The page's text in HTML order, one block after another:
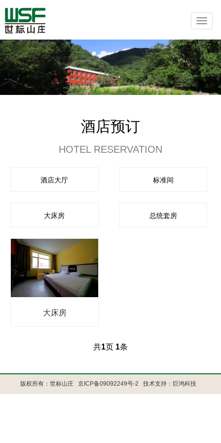
酒店预订
HOTEL RESERVATION
酒店大厅 标准间
大床房 总统套房
大床房
共1页 1条
版权所有：世标山庄 京ICP备09092249号-2 技术支持：巨鸿科技